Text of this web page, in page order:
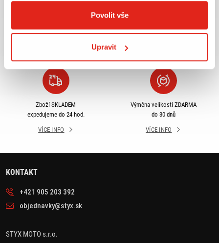
Povolit vše
Upravit
odběru
rámci ČR
Zboží SKLADEM
expedujeme do 24 hod.
VÍCE INFO
Výměna velikosti ZDARMA
do 30 dnů
VÍCE INFO
KONTAKT
+421 905 203 392
objednavky@styx.sk
STYX MOTO s.r.o.